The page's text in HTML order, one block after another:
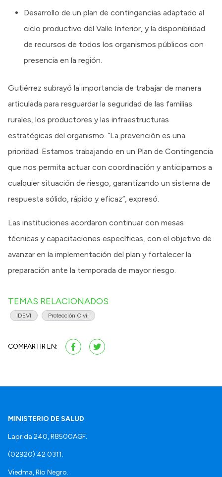
Desarrollo de un plan de contingencias adaptado al
ciclo productivo del Valle Inferior, y la disponibilidad
de recursos de todos los organismos públicos con
presencia en la región.
Gutiérrez subrayó la importancia de trabajar de manera
articulada para resguardar la seguridad de las familias
rurales, los productores y las infraestructuras
estratégicas del organismo. “La prevención es una
prioridad. Estamos trabajando en un Plan de Contingencia
que nos permita actuar con coordinación y anticiparnos a
cualquier situación de riesgo, garantizando un sistema de
respuesta sólido, rápido y eficaz”, expresó.
Las instituciones acordaron continuar con mesas
técnicas y capacitaciones específicas, con el objetivo de
avanzar en la implementación del plan y fortalecer la
preparación ante la temporada de mayor riesgo.
TEMAS RELACIONADOS
IDEVI Protección Civil
COMPARTIR EN:
MINISTERIO DE SALUD
Laprida 240, R8500AGF.
(02920) 42 0311.
Viedma, Río Negro.